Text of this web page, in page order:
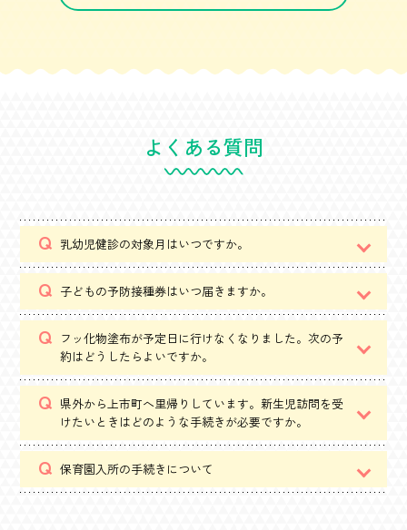
よくある質問
乳幼児健診の対象月はいつですか。
子どもの予防接種券はいつ届きますか。
フッ化物塗布が予定日に行けなくなりました。次の予
約はどうしたらよいですか。
県外から上市町へ里帰りしています。新生児訪問を受
けたいときはどのような手続きが必要ですか。
保育園入所の手続きについて